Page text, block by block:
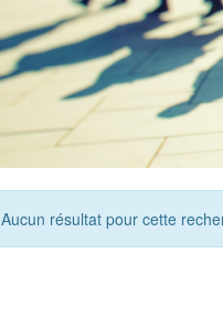
Aucun résultat pour cette